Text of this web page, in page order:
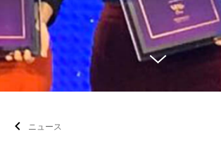
ニュース